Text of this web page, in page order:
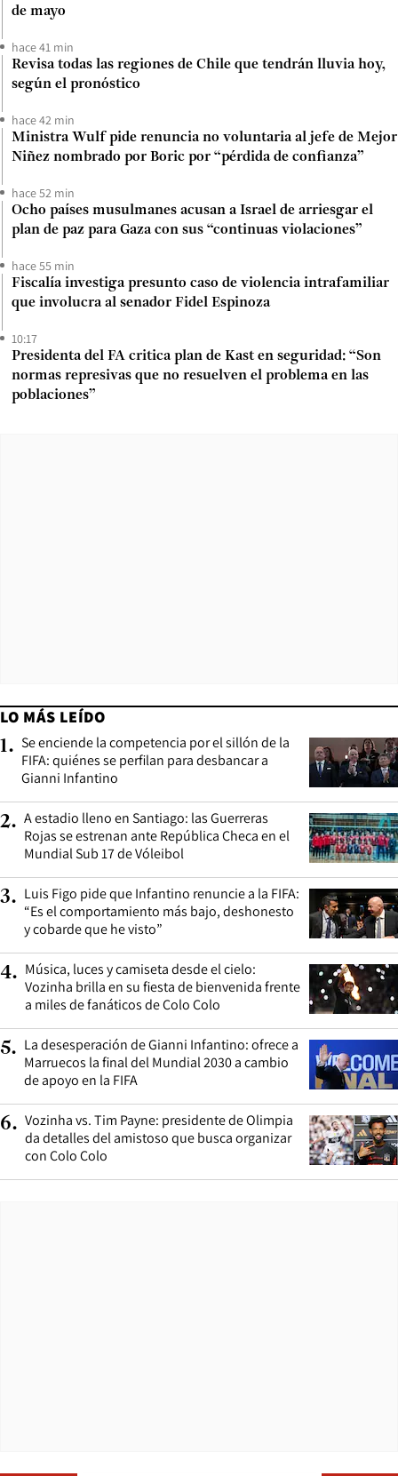
de mayo
hace 41 min
Revisa todas las regiones de Chile que tendrán lluvia hoy,
según el pronóstico
hace 42 min
Ministra Wulf pide renuncia no voluntaria al jefe de Mejor
Niñez nombrado por Boric por “pérdida de confianza”
hace 52 min
Ocho países musulmanes acusan a Israel de arriesgar el
plan de paz para Gaza con sus “continuas violaciones”
hace 55 min
Fiscalía investiga presunto caso de violencia intrafamiliar
que involucra al senador Fidel Espinoza
10:17
Presidenta del FA critica plan de Kast en seguridad: “Son
normas represivas que no resuelven el problema en las
poblaciones”
LO MÁS LEÍDO
1. Se enciende la competencia por el sillón de la
FIFA: quiénes se perfilan para desbancar a
Gianni Infantino
2. A estadio lleno en Santiago: las Guerreras
Rojas se estrenan ante República Checa en el
Mundial Sub 17 de Vóleibol
3. Luis Figo pide que Infantino renuncie a la FIFA:
“Es el comportamiento más bajo, deshonesto
y cobarde que he visto”
4. Música, luces y camiseta desde el cielo:
Vozinha brilla en su fiesta de bienvenida frente
a miles de fanáticos de Colo Colo
5. La desesperación de Gianni Infantino: ofrece a
Marruecos la final del Mundial 2030 a cambio
de apoyo en la FIFA
6. Vozinha vs. Tim Payne: presidente de Olimpia
da detalles del amistoso que busca organizar
con Colo Colo